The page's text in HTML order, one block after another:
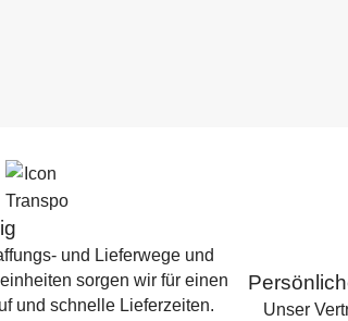
und Lieferwege und
sorgen wir für einen
und schnelle Lieferzeiten.
Unser